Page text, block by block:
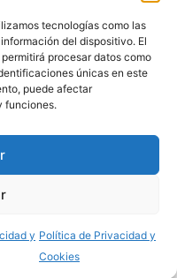
tecnologías como las
del dispositivo. El
procesar datos como
únicas en este
puede afectar
funciones.
y Política de Privacidad y
Cookies